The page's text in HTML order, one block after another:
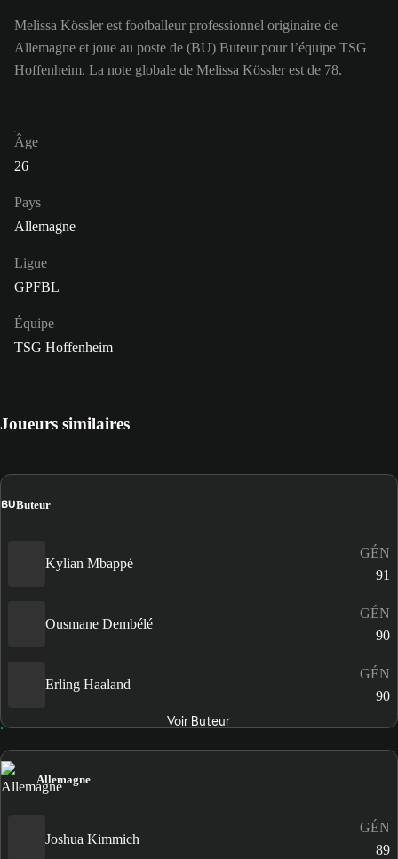
Melissa Kössler est footballeur professionnel originaire de
Allemagne et joue au poste de (BU) Buteur pour l’équipe TSG
Hoffenheim. La note globale de Melissa Kössler est de 78.
Âge
26
Pays
Allemagne
Ligue
GPFBL
Équipe
TSG Hoffenheim
Joueurs similaires
BUButeur
Kylian Mbappé
GÉN
91
Ousmane Dembélé
GÉN
90
Erling Haaland
GÉN
90
Voir Buteur
Allemagne
Joshua Kimmich
GÉN
89